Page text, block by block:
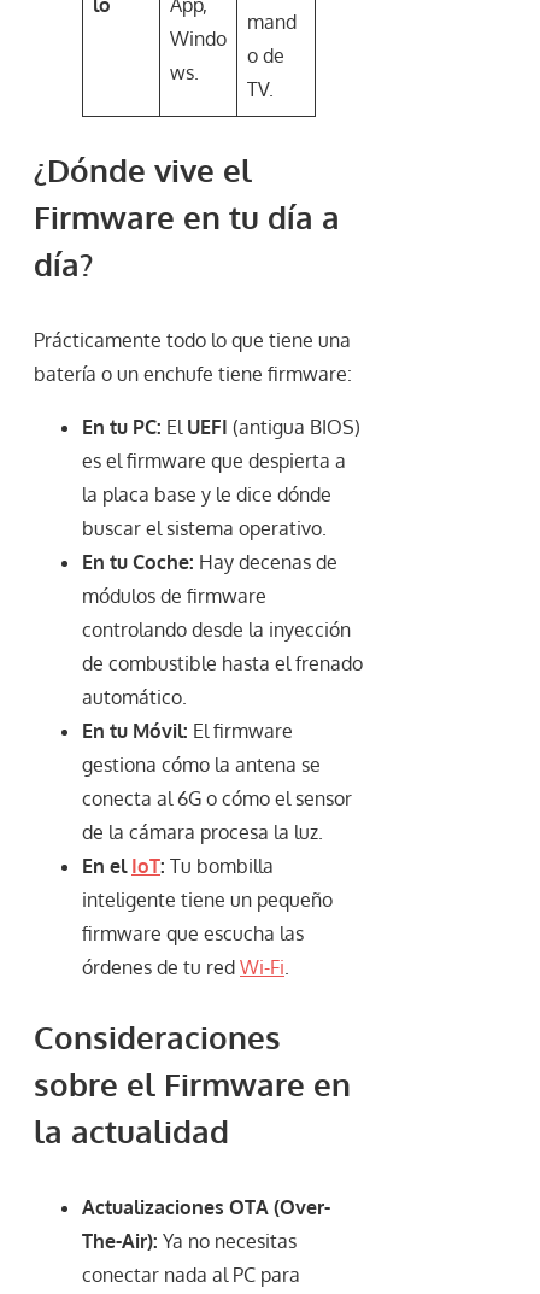
lo
App,
Windo
ws.
mand
o de
TV.
¿Dónde vive el
Firmware en tu día a
día?
Prácticamente todo lo que tiene una
batería o un enchufe tiene firmware:
En tu PC: El UEFI (antigua BIOS)
es el firmware que despierta a
la placa base y le dice dónde
buscar el sistema operativo.
En tu Coche: Hay decenas de
módulos de firmware
controlando desde la inyección
de combustible hasta el frenado
automático.
En tu Móvil: El firmware
gestiona cómo la antena se
conecta al 6G o cómo el sensor
de la cámara procesa la luz.
En el IoT: Tu bombilla
inteligente tiene un pequeño
firmware que escucha las
órdenes de tu red Wi-Fi.
Consideraciones
sobre el Firmware en
la actualidad
Actualizaciones OTA (Over-
The-Air): Ya no necesitas
conectar nada al PC para